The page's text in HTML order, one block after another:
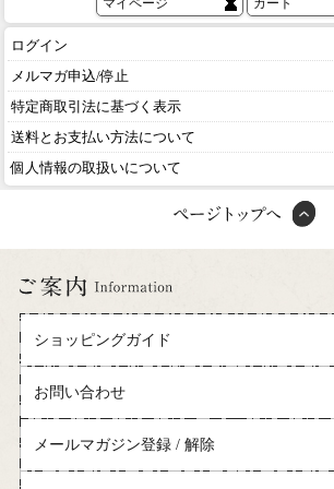
マイページ カート
ログイン
メルマガ申込/停止
特定商取引法に基づく表示
送料とお支払い方法について
個人情報の取扱いについて
ショッピングガイド
お問い合わせ
メールマガジン登録 / 解除